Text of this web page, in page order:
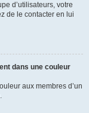
d’utilisateurs, votre
de le contacter en lui
dans une couleur
aux membres d’un